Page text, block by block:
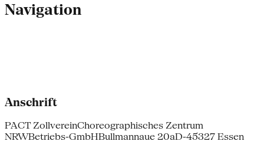
Navigation
Anschrift
PACT ZollvereinChoreographisches Zentrum
NRWBetriebs-GmbHBullmannaue 20aD-45327 Essen